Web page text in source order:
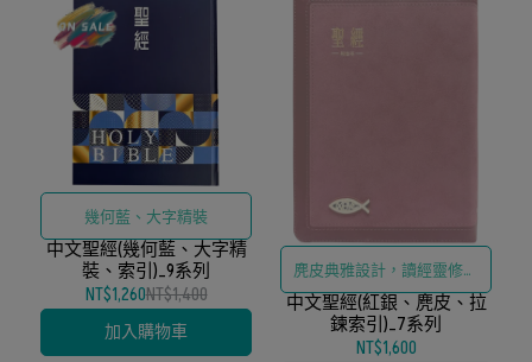
幾何藍、大字精裝
中文聖經(幾何藍、大字精
裝、索引)_9系列
NT$1,260NT$1,400
加入購物車
麂皮典雅設計，讀經靈修賞
心悅目
中文聖經(紅銀、麂皮、拉
鍊索引)_7系列
NT$1,600